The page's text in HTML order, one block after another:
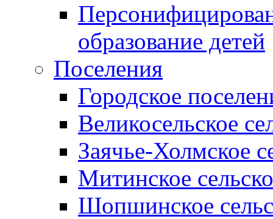
образование детей
Поселения
Городское
Великосельское
Заячье-Холмское
Митинское
Шопшинское